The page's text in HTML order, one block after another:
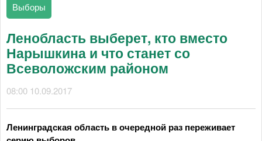
Выборы
Ленобласть выберет, кто вместо
Нарышкина и что станет со
Всеволожским районом
08:00 10.09.2017
Ленинградская область в очередной раз переживает